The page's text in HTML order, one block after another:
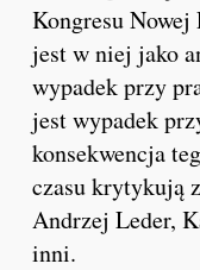
Kongresu
jest w niej jako
wypadek przy
jest wypadek
konsekwencja
czasu krytykują
Andrzej Leder,
inni.